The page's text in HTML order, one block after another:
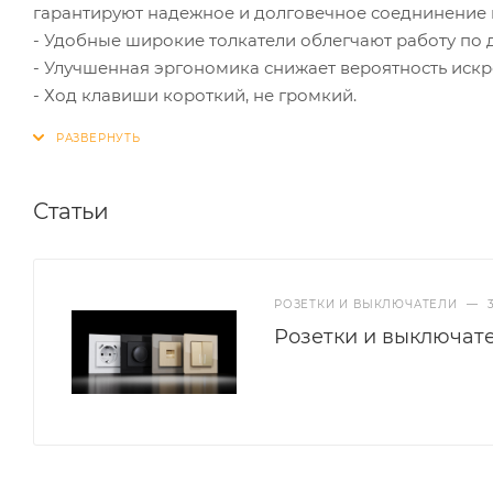
гарантируют надежное и долговечное
- Удобные широкие толкатели облегчают работу по
- Улучшенная эргономика снижает вероятность
- Ход клавиши короткий, не громкий.
Статьи
РОЗЕТКИ И ВЫКЛЮЧАТЕЛИ —
Розетки и